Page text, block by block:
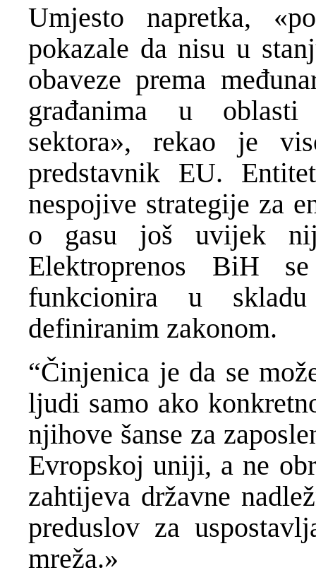
Umjesto napretka,
pokazale da nisu u
obaveze prema
građanima u oblasti
sektora», rekao je
predstavnik EU.
nespojive strategije za
o gasu još uvijek
Elektroprenos BiH
funkcionira u
definiranim zakonom.
“Činjenica je da se
ljudi samo ako
njihove šanse za
Evropskoj uniji, a ne
zahtijeva državne
preduslov za
mreža.»